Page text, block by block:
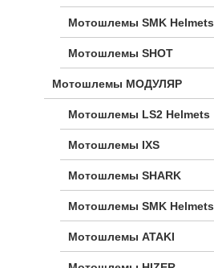
Мотошлемы SMK Helmets
Мотошлемы SHOT
Мотошлемы МОДУЛЯР
Мотошлемы LS2 Helmets
Мотошлемы IXS
Мотошлемы SHARK
Мотошлемы SMK Helmets
Мотошлемы ATAKI